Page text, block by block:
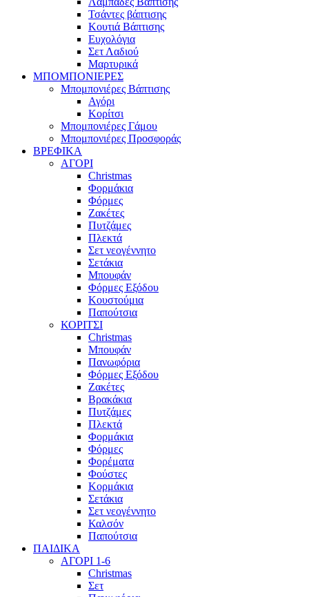
Τσάντες βάπτισης
Κουτιά Βάπτισης
Ευχολόγια
Σετ Λαδιού
Μαρτυρικά
ΜΠΟΜΠΟΝΙΕΡΕΣ
Μπομπονιέρες Βάπτισης
Αγόρι
Κορίτσι
Μπομπονιέρες Γάμου
Μπομπονιέρες Προσφοράς
ΒΡΕΦΙΚΑ
ΑΓΟΡΙ
Christmas
Φορμάκια
Φόρμες
Ζακέτες
Πυτζάμες
Πλεκτά
Σετ νεογέννητο
Σετάκια
Μπουφάν
Φόρμες Εξόδου
Κουστούμια
Παπούτσια
ΚΟΡΙΤΣΙ
Christmas
Μπουφάν
Πανωφόρια
Φόρμες Εξόδου
Ζακέτες
Βρακάκια
Πυτζάμες
Πλεκτά
Φορμάκια
Φόρμες
Φορέματα
Φούστες
Κορμάκια
Σετάκια
Σετ νεογέννητο
Καλσόν
Παπούτσια
ΠΑΙΔΙΚΑ
ΑΓΟΡΙ 1-6
Christmas
Σετ